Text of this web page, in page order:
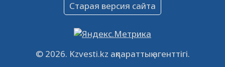
09.12.2022
Свободные рабочие места
© 2026. Kzvesti.kz ақпараттық агенттігі.
Старая версия сайта